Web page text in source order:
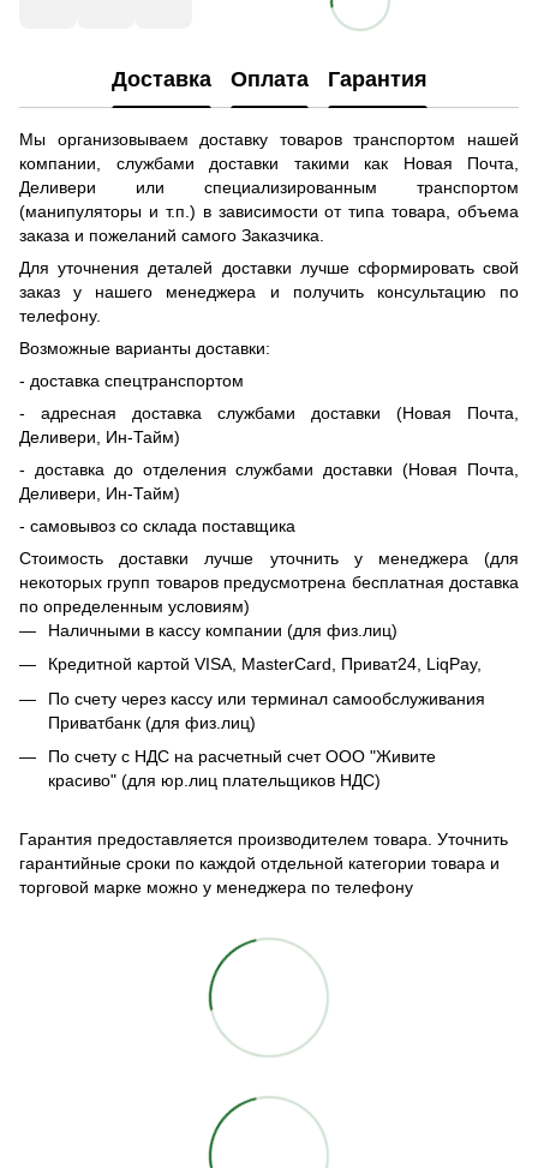
Доставка Оплата Гарантия
Мы организовываем доставку товаров транспортом нашей
компании, службами доставки такими как Новая Почта,
Деливери или специализированным транспортом
(манипуляторы и т.п.) в зависимости от типа товара, объема
заказа и пожеланий самого Заказчика.
Для уточнения деталей доставки лучше сформировать свой
заказ у нашего менеджера и получить консультацию по
телефону.
Возможные варианты доставки:
- доставка спецтранспортом
- адресная доставка службами доставки (Новая Почта,
Деливери, Ин-Тайм)
- доставка до отделения службами доставки (Новая Почта,
Деливери, Ин-Тайм)
- самовывоз со склада поставщика
Стоимость доставки лучше уточнить у менеджера (для
некоторых групп товаров предусмотрена бесплатная доставка
по определенным условиям)
Наличными в кассу компании (для физ.лиц)
Кредитной картой VISA, MasterCard, Приват24, LiqPay,
По счету через кассу или терминал самообслуживания
Приватбанк (для физ.лиц)
По счету с НДС на расчетный счет ООО "Живите
красиво" (для юр.лиц плательщиков НДС)
Гарантия предоставляется производителем товара. Уточнить
гарантийные сроки по каждой отдельной категории товара и
торговой марке можно у менеджера по телефону